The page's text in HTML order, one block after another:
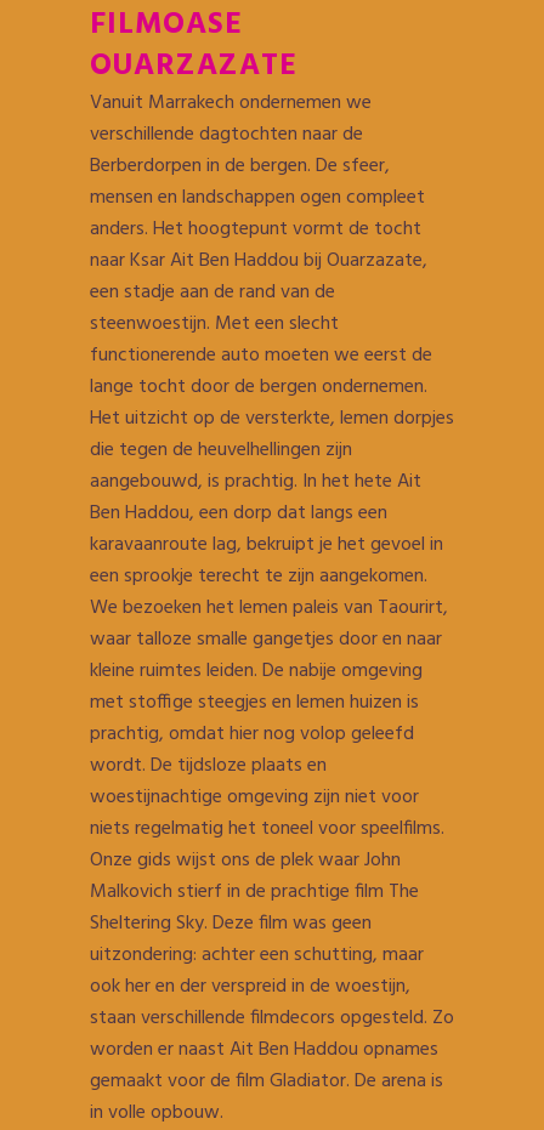
FILMOASE
OUARZAZATE
Vanuit Marrakech ondernemen we
verschillende dagtochten naar de
Berberdorpen in de bergen. De sfeer,
mensen en landschappen ogen compleet
anders. Het hoogtepunt vormt de tocht
naar Ksar Ait Ben Haddou bij Ouarzazate,
een stadje aan de rand van de
steenwoestijn. Met een slecht
functionerende auto moeten we eerst de
lange tocht door de bergen ondernemen.
Het uitzicht op de versterkte, lemen dorpjes
die tegen de heuvelhellingen zijn
aangebouwd, is prachtig. In het hete Ait
Ben Haddou, een dorp dat langs een
karavaanroute lag, bekruipt je het gevoel in
een sprookje terecht te zijn aangekomen.
We bezoeken het lemen paleis van Taourirt,
waar talloze smalle gangetjes door en naar
kleine ruimtes leiden. De nabije omgeving
met stoffige steegjes en lemen huizen is
prachtig, omdat hier nog volop geleefd
wordt. De tijdsloze plaats en
woestijnachtige omgeving zijn niet voor
niets regelmatig het toneel voor speelfilms.
Onze gids wijst ons de plek waar John
Malkovich stierf in de prachtige film The
Sheltering Sky. Deze film was geen
uitzondering: achter een schutting, maar
ook her en der verspreid in de woestijn,
staan verschillende filmdecors opgesteld. Zo
worden er naast Ait Ben Haddou opnames
gemaakt voor de film Gladiator. De arena is
in volle opbouw.